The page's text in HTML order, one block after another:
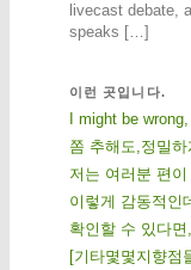
livecast debate,
speaks […]
이런 곳입니다.
I might be
쫌 추해도,정밀하
저는 여러분 편이
이렇게 감동적인
확인할 수 있다
[기 타몇 몇 지 향점